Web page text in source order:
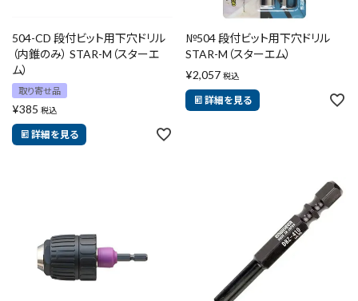
504-CD 段付ビット用下穴ドリル
（内錐のみ） STAR-M（スターエ
ム）
取り寄せ品
¥385 税込
詳細を見る
№504 段付ビット用下穴ドリル
STAR-M（スターエム）
¥2,057 税込
詳細を見る